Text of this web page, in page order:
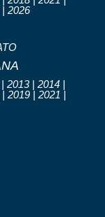
2026
2013 | 2014 |
2019 | 2021 |